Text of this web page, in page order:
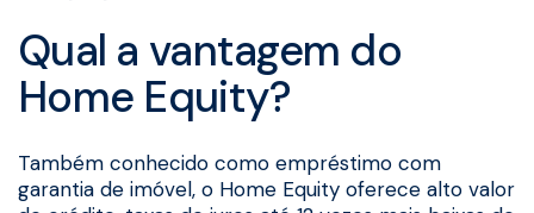
Qual a vantagem do
Home Equity?
Também conhecido como empréstimo com
garantia de imóvel, o Home Equity oferece alto valor